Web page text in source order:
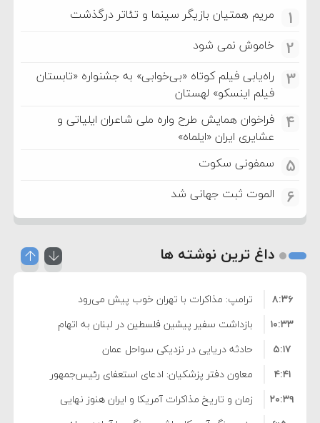
1 مریم همتیان بازیگر سینما و تئاتر درگذشت
2 خاموش نمی شود
3
راه‌یابی فیلم کوتاه «بی‌خوابی» به جشنواره «تابستان
فیلم اینسکو» لهستان
4
فراخوان همایش طرح واره ملی شاعران ایلیاتی و
عشایری ایران «ایلماه»
5 سمفونی سکوت
6 الموت ثبت جهانی شد
داغ ترین نوشته ها
ترامپ: مذاکرات با تهران خوب پیش می‌رود
۸:۳۶
بازداشت سفیر پیشین فلسطین در لبنان به اتهام
فساد و اختلاس اموال
۱۰:۳۳
حادثه دریایی در نزدیکی سواحل عمان
۵:۱۷
معاون دفتر پزشکیان: ادعای استعفای رئیس‌جمهور
واهی و کذب محض است
۴:۴۱
زمان و تاریخ مذاکرات آمریکا و ایران هنوز نهایی
۲۰:۳۹